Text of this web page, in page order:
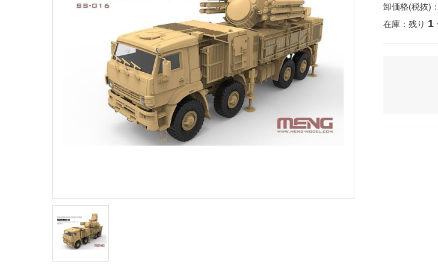
卸価格(税抜)：
在庫：残り 1